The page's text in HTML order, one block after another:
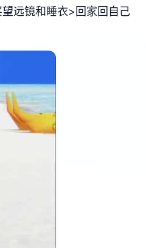
远镜和睡衣>回家回自己